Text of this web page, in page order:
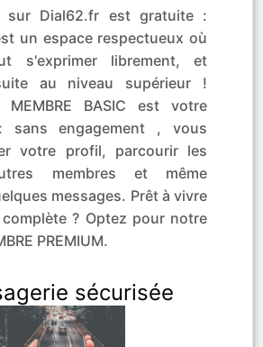
sur Dial62.fr est gratuite :
un espace respectueux où
s'exprimer librement, et
au niveau supérieur !
BASIC est votre
sans engagement , vous
votre profil, parcourir les
membres et même
messages. Prêt à vivre
complète ? Optez pour notre
PREMIUM.
sécurisée